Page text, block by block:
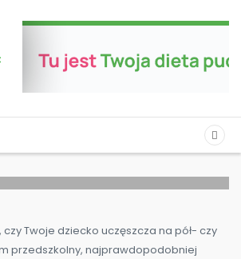
DLA PRZEDSZKOLAKÓW
Twoje dziecko uczęszcza na pół- czy
przedszkolny, najprawdopodobniej